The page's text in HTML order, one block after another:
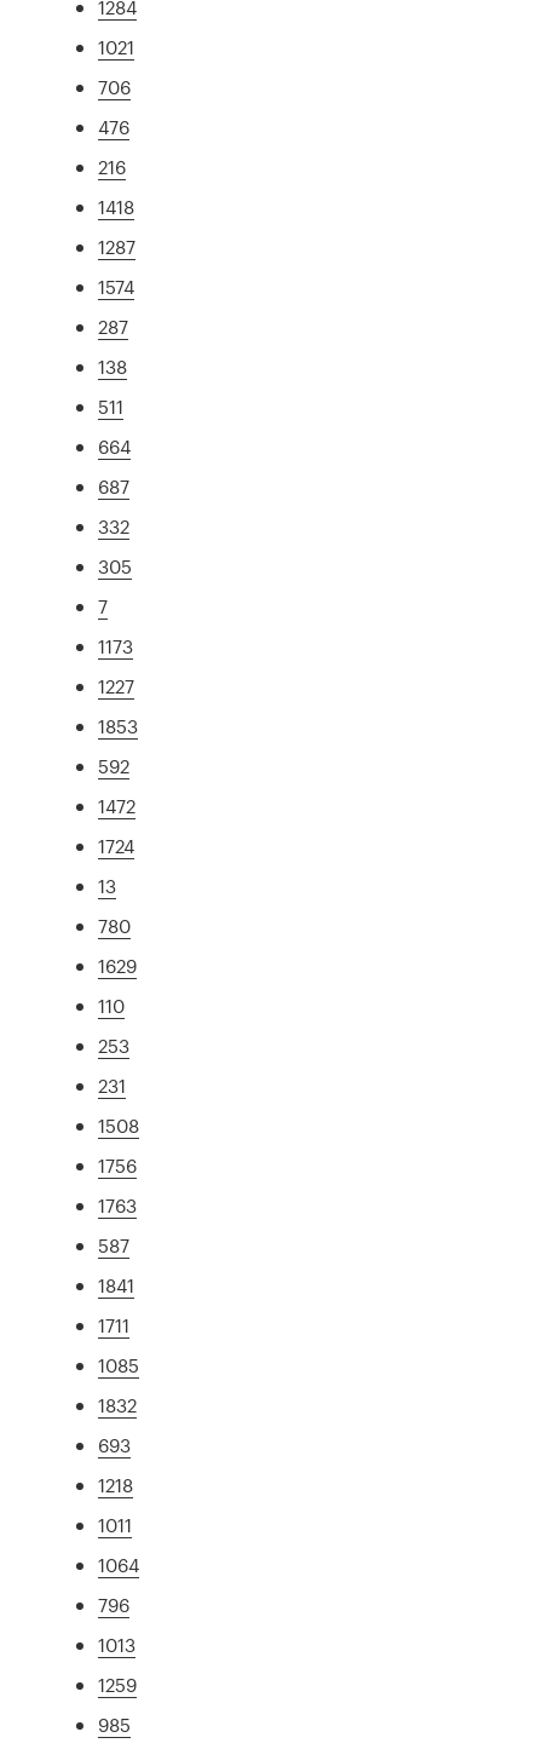
1284
1021
706
476
216
1418
1287
1574
287
138
511
664
687
332
305
7
1173
1227
1853
592
1472
1724
13
780
1629
110
253
231
1508
1756
1763
587
1841
1711
1085
1832
693
1218
1011
1064
796
1013
1259
985